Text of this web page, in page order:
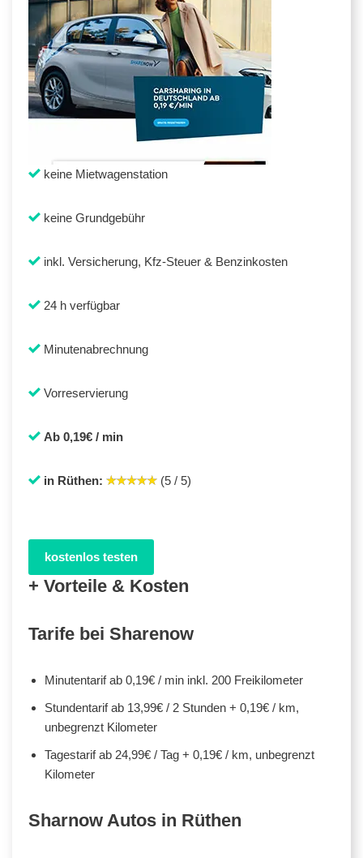
keine Mietwagenstation
keine Grundgebühr
inkl. Versicherung, Kfz-Steuer & Benzinkosten
24 h verfügbar
Minutenabrechnung
Vorreservierung
Ab 0,19€ / min
in Rüthen: (5 / 5)
kostenlos testen
+ Vorteile & Kosten
Tarife bei Sharenow
Minutentarif ab 0,19€ / min inkl. 200 Freikilometer
Stundentarif ab 13,99€ / 2 Stunden + 0,19€ / km,
unbegrenzt Kilometer
Tagestarif ab 24,99€ / Tag + 0,19€ / km, unbegrenzt
Kilometer
Sharnow Autos in Rüthen